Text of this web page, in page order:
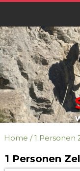
Home /1 Personen
1 Personen